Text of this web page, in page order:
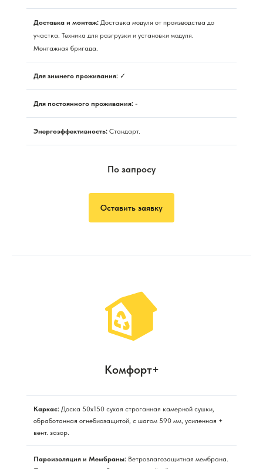
Доставка и монтаж: Доставка модуля от производства до
участка. Техника для разгрузки и установки модуля.
Монтажная бригада.
Для зимнего проживания: ✓
Для постоянного проживания: -
Энергоэффективность: Стандарт.
По запросу
Оставить заявку
Комфорт+
Каркас: Доска 50х150 сухая строганная камерной сушки,
обработанная огнебиозащитой, с шагом 590 мм, усиленная +
вент. зазор.
Пароизоляция и Мембраны: Ветровлагозащитная мембрана.